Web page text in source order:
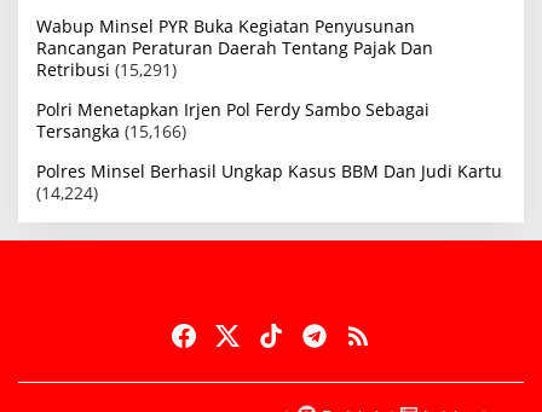
Wabup Minsel PYR Buka Kegiatan Penyusunan
Rancangan Peraturan Daerah Tentang Pajak Dan
Retribusi (15,291)
Polri Menetapkan Irjen Pol Ferdy Sambo Sebagai
Tersangka (15,166)
Polres Minsel Berhasil Ungkap Kasus BBM Dan Judi Kartu
(14,224)